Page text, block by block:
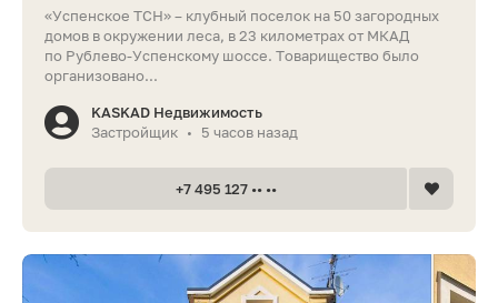
«Успенское ТСН» – клубный поселок на 50 загородных
домов в окружении леса, в 23 километрах от МКАД
по Рублево-Успенскому шоссе. Товарищество было
организовано...
KASKAD Недвижимость
Застройщик • 5 часов назад
+7 495 127 •• ••